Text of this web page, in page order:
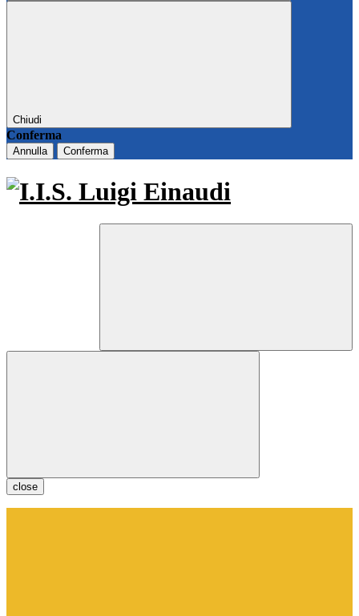
Chiudi
Conferma
Annulla Conferma
close